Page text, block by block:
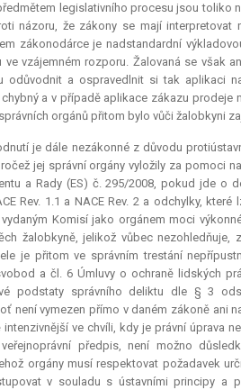
legislativního procesu jsou toliko
názoru, že zákony se mají
zákonodárce je nadstandardní
vzájemném rozporu. Žalovaná se však
odůvodnit a ospravedlnit si tak aplikaci
a v případě aplikace zákazu
orgánů přitom bylo vůči žalobkyni
je dále nezákonné z důvodu
jej správní orgány vyložily za pomoci
a Rady (ES) č. 295/2008, pokud jde o
Rev. 1.1 a NACE Rev. 2 a odchylky,
Komisí jako orgánem moci
žalobkyně, jelikož vůbec
je přitom ve správním trestání
a čl. 6 Úmluvy o ochraně lidských
podstaty správního deliktu dle § 3
není vymezen přímo v daném zákoně ani
ve chvíli, kdy je právní úprava
veřejnoprávní předpis, není možno
orgány musí respektovat požadavek
v souladu s ústavními principy a